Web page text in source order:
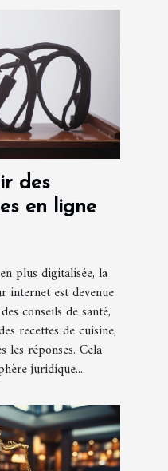
des
en ligne
plus digitalisée, la
internet est devenue
conseils de santé,
recettes de cuisine,
les réponses. Cela
juridique....